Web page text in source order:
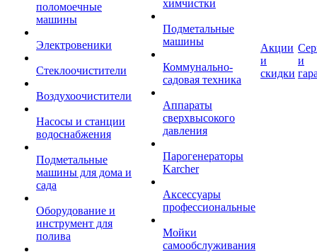
поломоечные
машины
Электровеники
Стеклоочистители
Воздухоочистители
Насосы и станции
водоснабжения
Подметальные
машины для дома и
сада
Оборудование и
инструмент для
полива
химчистки
Подметальные
машины
Коммунально-
садовая техника
Аппараты
сверхвысокого
давления
Парогенераторы
Karcher
Аксессуары
профессиональные
Мойки
самообслуживания
Акции
и
скидки
и